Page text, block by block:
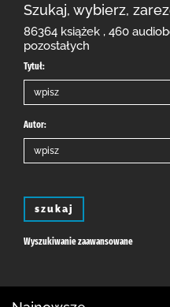
Szukaj, wybierz,
86364 książek , 460
pozostałych
Tytuł:
Autor:
szukaj
Wyszukiwanie zaawansowane